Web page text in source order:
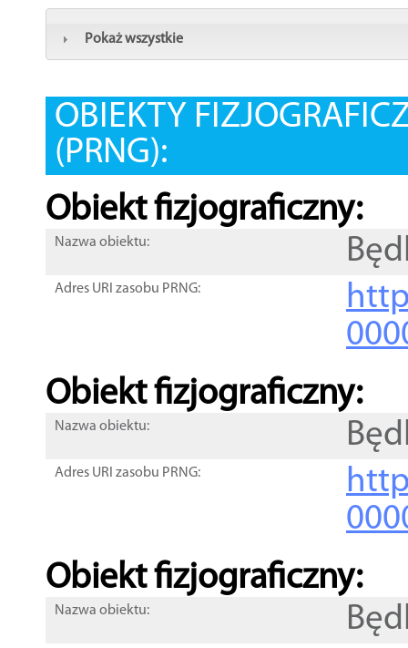
Pokaż wszystkie
OBIEKTY
(PRNG):
Obiekt fizjograficzny:
Nazwa obiektu:
Adres URI zasobu PRNG:
Obiekt fizjograficzny:
Nazwa obiektu:
Adres URI zasobu PRNG:
Obiekt fizjograficzny:
Nazwa obiektu: